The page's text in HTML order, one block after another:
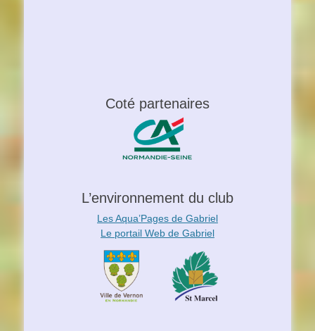
Coté partenaires
L’environnement du club
Les Aqua’Pages de Gabriel
Le portail Web de Gabriel